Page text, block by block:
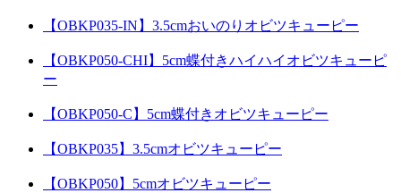
【OBKP035-IN】3.5cmおいのりオビツキューピー
【OBKP050-CHI】5cm蝶付きハイハイオビツキューピ
ー
【OBKP050-C】5cm蝶付きオビツキューピー
【OBKP035】3.5cmオビツキューピー
【OBKP050】5cmオビツキューピー